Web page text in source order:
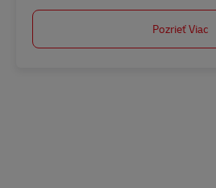
Pozrieť Viac